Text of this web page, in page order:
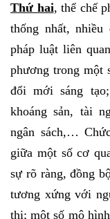
Thứ hai, thể chế
thống nhất,
pháp luật liên
phương trong một
đổi mới sáng
khoáng sản, tài
ngân sách,…
giữa một số cơ
sự rõ ràng, đồng
tương xứng với
thi; một số mô